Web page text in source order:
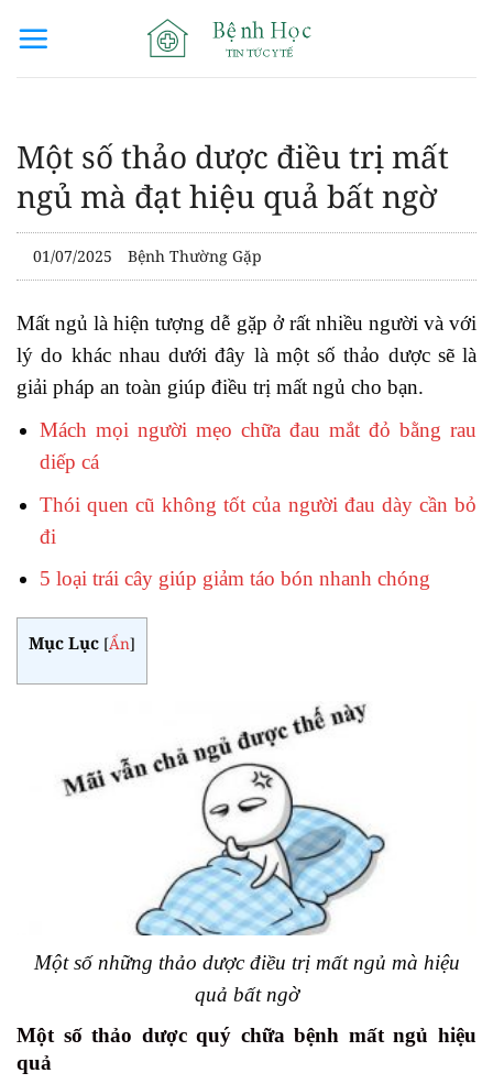
qua
Một số thảo dược điều trị mất
ngủ mà đạt hiệu quả bất ngờ
01/07/2025 Bệnh Thường Gặp
Mất ngủ là hiện tượng dễ gặp ở rất nhiều người và với
lý do khác nhau dưới đây là một số thảo dược sẽ là
giải pháp an toàn giúp điều trị mất ngủ cho bạn.
Mách mọi người mẹo chữa đau mắt đỏ bằng rau
diếp cá
Thói quen cũ không tốt của người đau dày cần bỏ
đi
5 loại trái cây giúp giảm táo bón nhanh chóng
Mục Lục [Ẩn]
Một số những thảo dược điều trị mất ngủ mà hiệu
quả bất ngờ
Một số thảo dược quý chữa bệnh mất ngủ hiệu
quả